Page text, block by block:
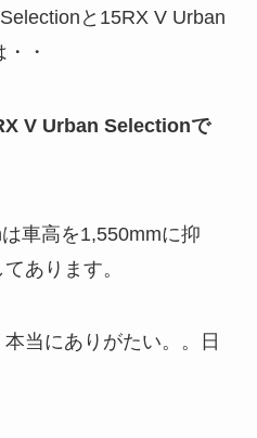
と15RX V Urban
・
V Urban Selectionで
車高を1,550mmに抑
あります。
当にありがたい。。日